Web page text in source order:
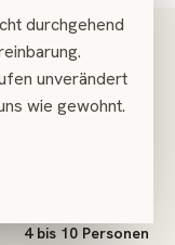
durchgehend
unverändert
wie gewohnt.
4 bis 10 Personen